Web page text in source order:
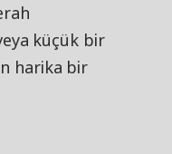
küçük bir
harika bir